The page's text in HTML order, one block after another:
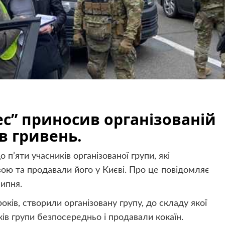
приносив організованій
гривень.
учасників організованої групи, які
та продавали його у Києві. Про це повідомляє
створили організовану групу, до складу якої
групи безпосередньо і продавали кокаїн.